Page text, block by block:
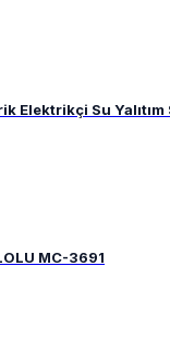
Elektrikçi Su
MC-3691